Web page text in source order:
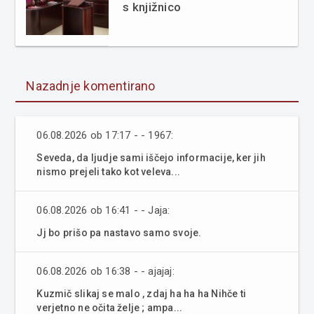
s knjižnico
Nazadnje komentirano
06.08.2026 ob 17:17 - - 1967:
Seveda, da ljudje sami iščejo informacije, ker jih
nismo prejeli tako kot veleva...
06.08.2026 ob 16:41 - - Jaja:
Jj bo prišo pa nastavo samo svoje.
06.08.2026 ob 16:38 - - ajajaj:
Kuzmič slikaj se malo , zdaj ha ha ha Nihče ti
verjetno ne očita želje ; ampa...